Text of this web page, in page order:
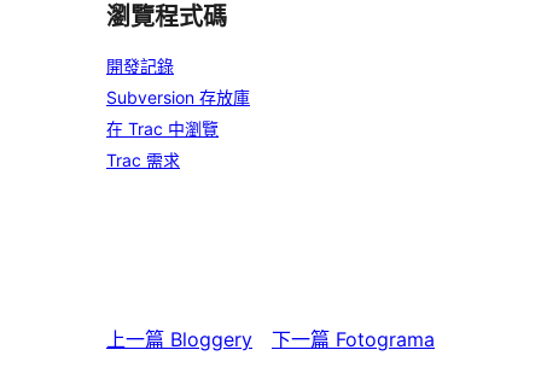
瀏覽程式碼
開發記錄
Subversion 存放庫
在 Trac 中瀏覽
Trac 需求
上一篇 Bloggery 下一篇 Fotograma